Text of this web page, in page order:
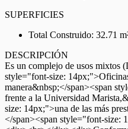
SUPERFICIES
Total Construido: 32.71
DESCRIPCIÓN
Es un complejo de usos mixtos
style="font-size:
manera&nbsp;</span><span
frente a la Universidad
size: 14px;">una de las más
</span><span style="font-size: